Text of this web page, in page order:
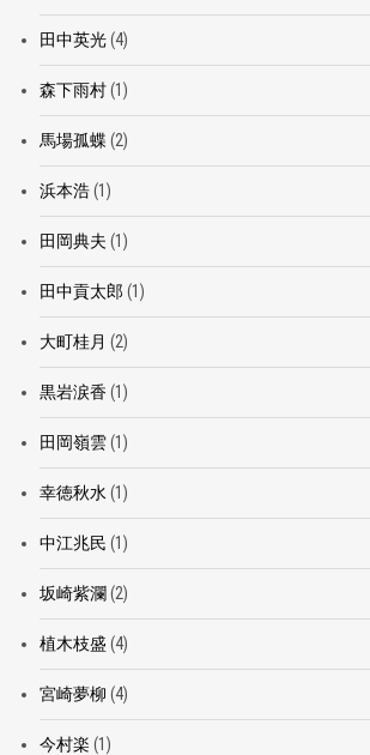
田中英光(4)
森下雨村(1)
馬場孤蝶 (2)
浜本浩(1)
田岡典夫 (1)
田中貢太郎 (1)
大町桂月 (2)
黒岩涙香(1)
田岡嶺雲(1)
幸徳秋水 (1)
中江兆民 (1)
坂崎紫瀾 (2)
植木枝盛 (4)
宮崎夢柳 (4)
今村楽 (1)